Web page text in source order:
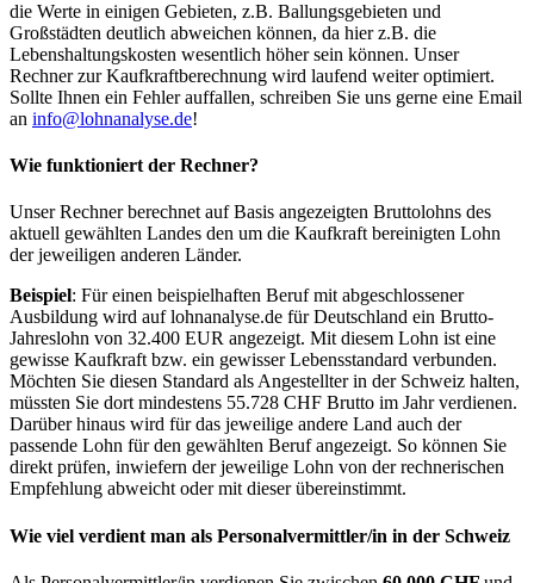
die Werte in einigen Gebieten, z.B. Ballungsgebieten und
Großstädten deutlich abweichen können, da hier z.B. die
Lebenshaltungskosten wesentlich höher sein können. Unser
Rechner zur Kaufkraftberechnung wird laufend weiter optimiert.
Sollte Ihnen ein Fehler auffallen, schreiben Sie uns gerne eine Email
an info@lohnanalyse.de!
Wie funktioniert der Rechner?
Unser Rechner berechnet auf Basis angezeigten Bruttolohns des
aktuell gewählten Landes den um die Kaufkraft bereinigten Lohn
der jeweiligen anderen Länder.
Beispiel: Für einen beispielhaften Beruf mit abgeschlossener
Ausbildung wird auf lohnanalyse.de für Deutschland ein Brutto-
Jahreslohn von 32.400 EUR angezeigt. Mit diesem Lohn ist eine
gewisse Kaufkraft bzw. ein gewisser Lebensstandard verbunden.
Möchten Sie diesen Standard als Angestellter in der Schweiz halten,
müssten Sie dort mindestens 55.728 CHF Brutto im Jahr verdienen.
Darüber hinaus wird für das jeweilige andere Land auch der
passende Lohn für den gewählten Beruf angezeigt. So können Sie
direkt prüfen, inwiefern der jeweilige Lohn von der rechnerischen
Empfehlung abweicht oder mit dieser übereinstimmt.
Wie viel verdient man als Personalvermittler/in in der Schweiz